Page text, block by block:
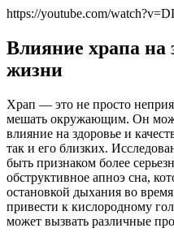
https://youtube.com/
Влияние храпа на
жизни
Храп — это не просто
мешать окружающим. Он
влияние на здоровье и
так и его близких.
быть признаком более
обструктивное апноэ сна,
остановкой дыхания во
привести к кислородному
может вызвать различные